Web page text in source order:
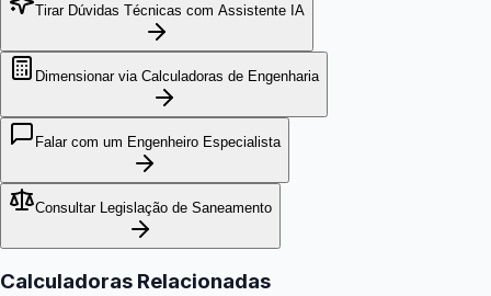
Tirar Dúvidas Técnicas com Assistente IA
Dimensionar via Calculadoras de Engenharia
Falar com um Engenheiro Especialista
Consultar Legislação de Saneamento
Calculadoras Relacionadas